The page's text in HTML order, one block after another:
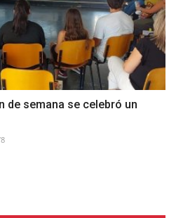
de semana se celebró un